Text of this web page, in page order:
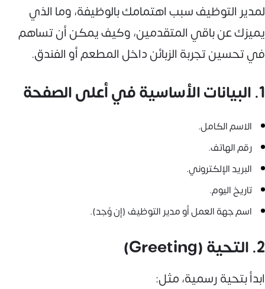
لمدير التوظيف سبب اهتمامك بالوظيفة، وما الذي
يميزك عن باقي المتقدمين، وكيف يمكن أن تساهم
في تحسين تجربة الزبائن داخل المطعم أو الفندق.
1. البيانات الأساسية في أعلى الصفحة
الاسم الكامل.
رقم الهاتف.
البريد الإلكتروني.
تاريخ اليوم.
اسم جهة العمل أو مدير التوظيف (إن وُجد).
2. التحية (Greeting)
ابدأ بتحية رسمية، مثل: